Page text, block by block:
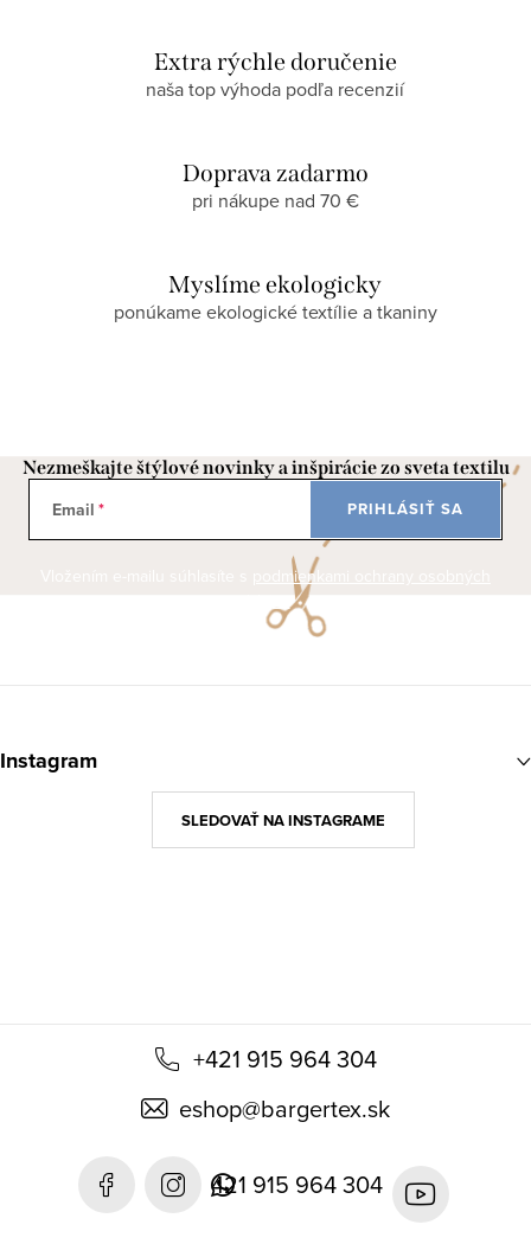
Extra rýchle doručenie
naša top výhoda podľa recenzií
Doprava zadarmo
pri nákupe nad 70 €
Myslíme ekologicky
ponúkame ekologické textílie a tkaniny
Nezmeškajte štýlové novinky a inšpirácie zo sveta textilu
Email
podmienkami ochrany osobných
údajov
PRIHLÁSIŤ SA
á
+421 915 964 304
eshop@bargertex.sk
421 915 964 304
Instagram
SLEDOVAŤ NA INSTAGRAME